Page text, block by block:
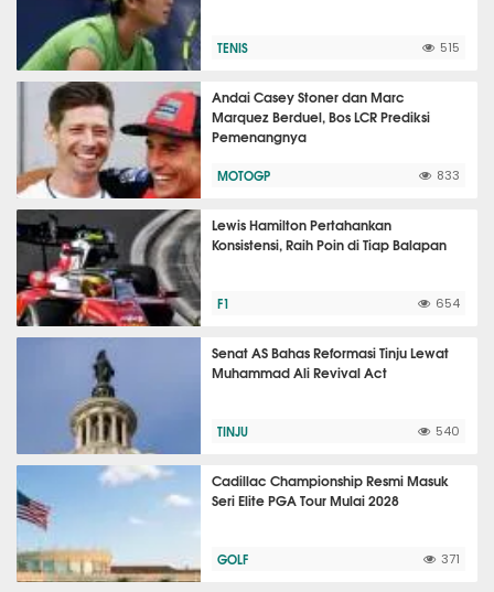
TENIS 515
Andai Casey Stoner dan Marc
Marquez Berduel, Bos LCR Prediksi
Pemenangnya
MOTOGP 833
Lewis Hamilton Pertahankan
Konsistensi, Raih Poin di Tiap Balapan
F1 654
Senat AS Bahas Reformasi Tinju Lewat
Muhammad Ali Revival Act
TINJU 540
Cadillac Championship Resmi Masuk
Seri Elite PGA Tour Mulai 2028
GOLF 371